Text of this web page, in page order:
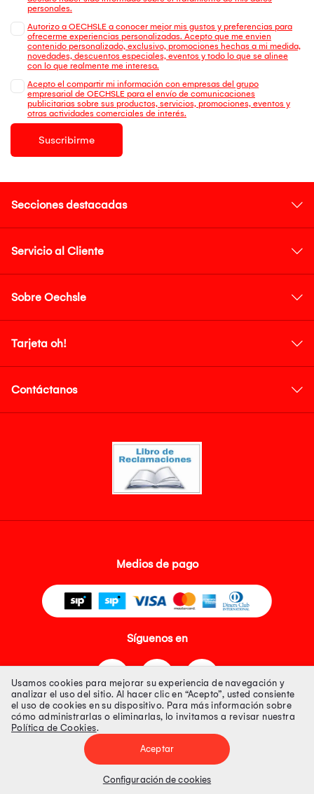
personales.
Autorizo a OECHSLE a conocer mejor mis gustos y preferencias para
ofrecerme experiencias personalizadas. Acepto que me envien
contenido personalizado, exclusivo, promociones hechas a mi medida,
novedades, descuentos especiales, eventos y todo lo que se alinee
con lo que realmente me interesa.
Acepto el compartir mi información con empresas del grupo
empresarial de OECHSLE para el envío de comunicaciones
publicitarias sobre sus productos, servicios, promociones, eventos y
otras actividades comerciales de interés.
Suscribirme
Secciones destacadas
Servicio al Cliente
Sobre Oechsle
Tarjeta oh!
Contáctanos
Medios de pago
Síguenos en
Tienda 100% Segura
Tiendas Peruanas S.A. R.U.C. Nº 20493020618. Todos los derechos
Precios disponibles solo en www.oechsle.pe. Precios online publicados
Usamos cookies para mejorar su experiencia de navegación y
analizar el uso del sitio. Al hacer clic en “Acepto”, usted consiente
el uso de cookies en su dispositivo. Para más información sobre
cómo administrarlas o eliminarlas, lo invitamos a revisar nuestra
Política de Cookies.
Aceptar
Configuración de cookies